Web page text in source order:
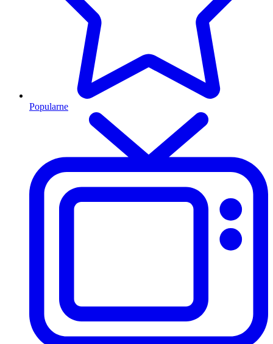
Popularne